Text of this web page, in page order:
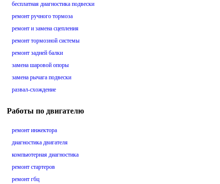
бесплатная диагностика подвески
ремонт ручного тормоза
ремонт и замена сцепления
ремонт тормозной системы
ремонт задней балки
замена шаровой опоры
замена рычага подвески
развал-схождение
Работы по двигателю
ремонт инжектора
диагностика двигателя
компьютерная диагностика
ремонт стартеров
ремонт гбц